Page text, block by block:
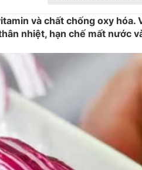
và chất chống oxy hóa.
nhiệt, hạn chế mất nước